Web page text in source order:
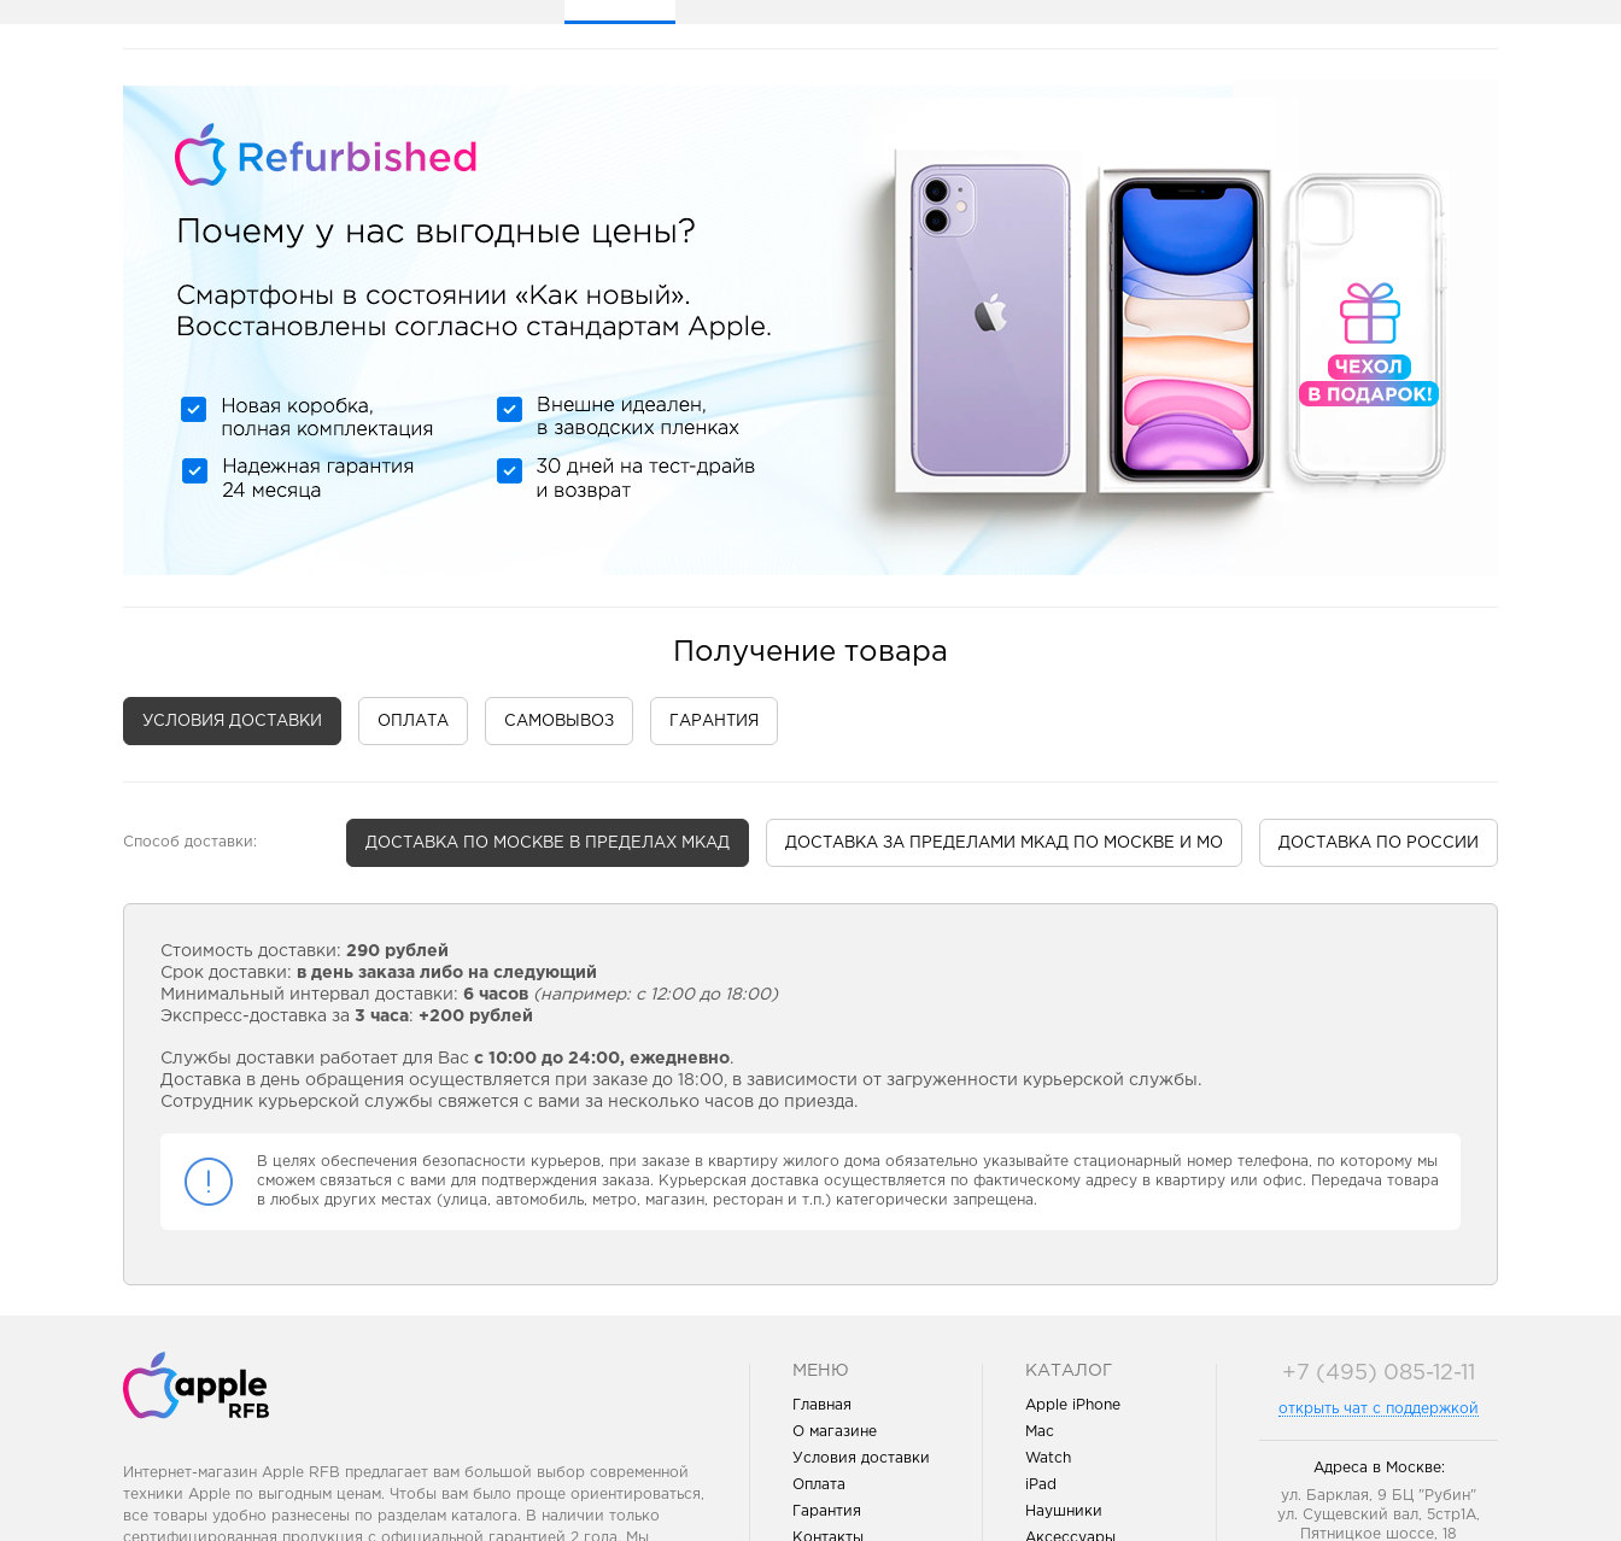
Получение товара
УСЛОВИЯ ДОСТАВКИ ОПЛАТА САМОВЫВОЗ ГАРАНТИЯ
Способ доставки: ДОСТАВКА ПО МОСКВЕ В ПРЕДЕЛАХ МКАД ДОСТАВКА ЗА ПРЕДЕЛАМИ МКАД ПО МОСКВЕ И МО ДОСТАВКА ПО РОССИИ
Стоимость доставки: 290 рублей
Срок доставки: в день заказа либо на следующий
Минимальный интервал доставки: 6 часов (например: с 12:00 до 18:00)
Экспресс-доставка за 3 часа: +200 рублей
Службы доставки работает для Вас с 10:00 до 24:00, ежедневно.
Доставка в день обращения осуществляется при заказе до 18:00, в зависимости от загруженности курьерской службы.
Сотрудник курьерской службы свяжется с вами за несколько часов до приезда.
В целях обеспечения безопасности курьеров, при заказе в квартиру жилого дома обязательно указывайте стационарный номер телефона, по которому мы
сможем связаться с вами для подтверждения заказа. Курьерская доставка осуществляется по фактическому адресу в квартиру или офис. Передача товара
в любых других местах (улица, автомобиль, метро, магазин, ресторан и т.п.) категорически запрещена.
Интернет-магазин Apple RFB предлагает вам большой выбор современной
техники Apple по выгодным ценам. Чтобы вам было проще ориентироваться,
все товары удобно разнесены по разделам каталога. В наличии только
сертифицированная продукция с официальной гарантией 2 года. Мы
МЕНЮ
Главная
О магазине
Условия доставки
Оплата
Гарантия
Контакты
КАТАЛОГ
Apple iPhone
Mac
Watch
iPad
Наушники
Аксессуары
+7 (495) 085-12-11
открыть чат с поддержкой
Адреса в Москве:
ул. Барклая, 9 БЦ "Рубин"
ул. Сущевский вал, 5стр1А,
Пятницкое шоссе, 18